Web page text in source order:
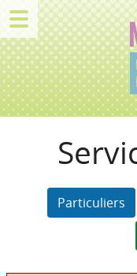
Particuliers